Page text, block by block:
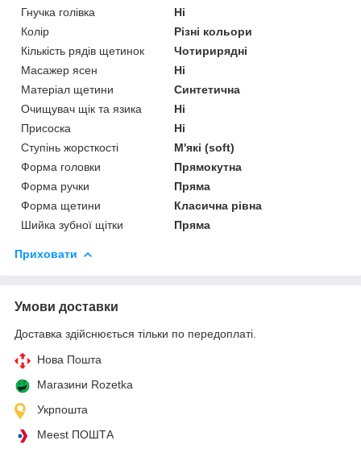
Гнучка голівка
Ні
Колір
Різні кольори
Кількість рядів щетинок
Чотирирядні
Масажер ясен
Ні
Матеріал щетини
Синтетична
Очищувач щік та язика
Ні
Присоска
Ні
Ступінь жорсткості
М'які (soft)
Форма головки
Прямокутна
Форма ручки
Пряма
Форма щетини
Класична рівна
Шийка зубної щітки
Пряма
Приховати
Умови доставки
Доставка здійснюється тільки по передоплаті.
Нова Пошта
Магазини Rozetka
Укрпошта
Meest ПОШТА